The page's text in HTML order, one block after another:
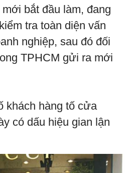
bắt đầu làm, đang
tra toàn diện vấn
nghiệp, sau đó đối
TPHCM gửi ra mới
khách hàng tố cửa
có dấu hiệu gian lận